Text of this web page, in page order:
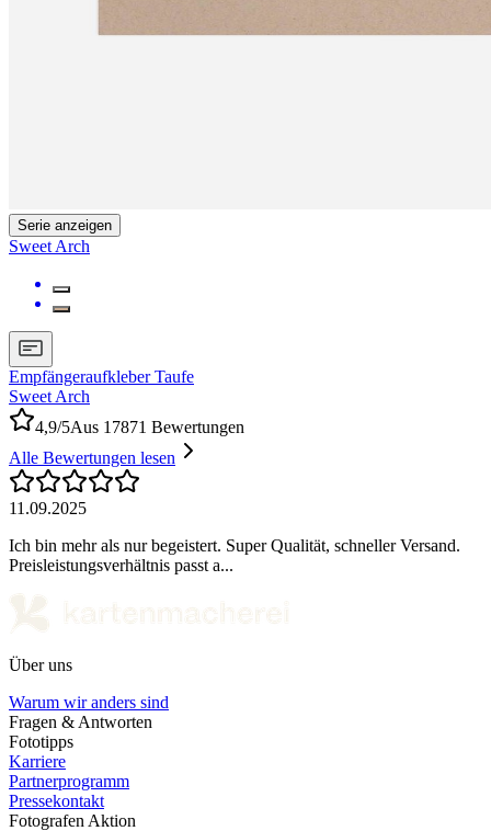
Serie anzeigen
Sweet Arch
Empfängeraufkleber Taufe
Sweet Arch
4,9/5Aus 17871 Bewertungen
Alle Bewertungen lesen
11.09.2025
Ich bin mehr als nur begeistert. Super Qualität, schneller Versand.
Preisleistungsverhältnis passt a...
Über uns
Warum wir anders sind
Fragen & Antworten
Fototipps
Karriere
Partnerprogramm
Pressekontakt
Fotografen Aktion